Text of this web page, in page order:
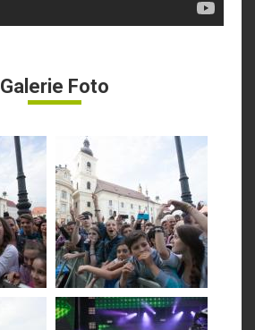
Galerie Foto